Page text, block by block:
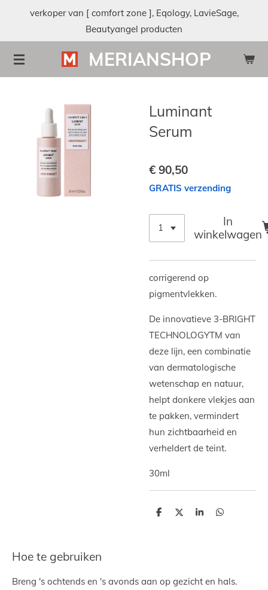
de
hoofdinhoud
MERIANSHOP
verkoper van [ comfort zone ], Eqology, LavieSage,
Beautyangel producten
Luminant
Serum
€ 90,50
GRATIS verzending
In
winkelwagen
corrigerend op
pigmentvlekken.
De innovatieve 3-BRIGHT
TECHNOLOGYTM van
deze lijn, een combinatie
van dermatologische
wetenschap en natuur,
helpt donkere vlekjes aan
te pakken, vermindert
hun zichtbaarheid en
verheldert de teint.
30ml
D
D
S
D
Hoe te gebruiken
Breng 's ochtends en 's avonds aan op gezicht en hals.